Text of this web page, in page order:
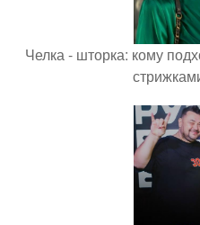
Челка - шторка: кому